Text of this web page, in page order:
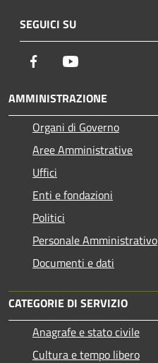
SEGUICI SU
Facebook
AMMINISTRAZIONE
Organi di Governo
Aree Amministrative
Uffici
Enti e fondazioni
Politici
Personale Amministrativo
Documenti e dati
CATEGORIE DI SERVIZIO
Anagrafe e stato civile
Cultura e tempo libero